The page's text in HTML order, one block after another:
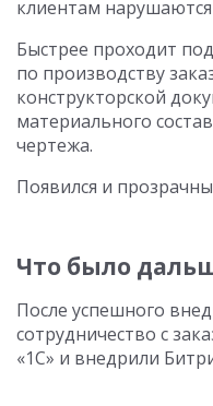
клиентам
Быстрее проходит
по производству
конструкторской
материального
чертежа.
Появился и
Что было
После успешного
сотрудничество с
«1С» и внедрили